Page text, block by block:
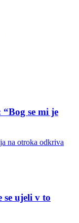
se mi je
na otroka odkriva
se ujeli v to